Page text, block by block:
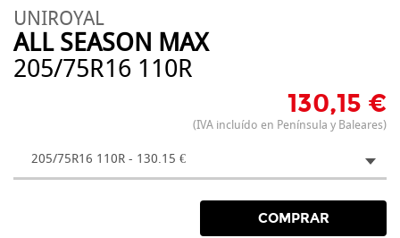
UNIROYAL
ALL SEASON MAX
205/75R16 110R
130,15 €
(IVA incluído en Península y Baleares)
205/75R16 110R - 130.15 €
COMPRAR